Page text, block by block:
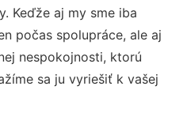
Keďže aj my sme iba
počas spolupráce, ale aj
nespokojnosti, ktorú
sa ju vyriešiť k vašej